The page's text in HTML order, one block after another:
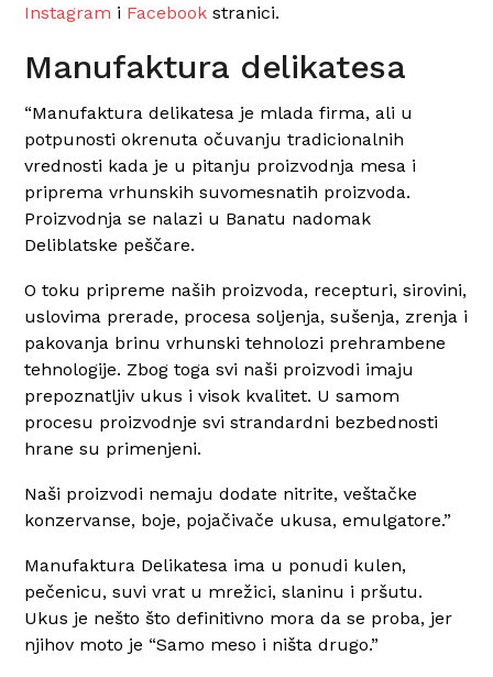
Instagram i Facebook stranici.
Manufaktura delikatesa
“Manufaktura delikatesa je mlada firma, ali u
potpunosti okrenuta očuvanju tradicionalnih
vrednosti kada je u pitanju proizvodnja mesa i
priprema vrhunskih suvomesnatih proizvoda.
Proizvodnja se nalazi u Banatu nadomak
Deliblatske peščare.
O toku pripreme naših proizvoda, recepturi, sirovini,
uslovima prerade, procesa soljenja, sušenja, zrenja i
pakovanja brinu vrhunski tehnolozi prehrambene
tehnologije. Zbog toga svi naši proizvodi imaju
prepoznatljiv ukus i visok kvalitet. U samom
procesu proizvodnje svi strandardni bezbednosti
hrane su primenjeni.
Naši proizvodi nemaju dodate nitrite, veštačke
konzervanse, boje, pojačivače ukusa, emulgatore.”
Manufaktura Delikatesa ima u ponudi kulen,
pečenicu, suvi vrat u mrežici, slaninu i pršutu.
Ukus je nešto što definitivno mora da se proba, jer
njihov moto je “Samo meso i ništa drugo.”